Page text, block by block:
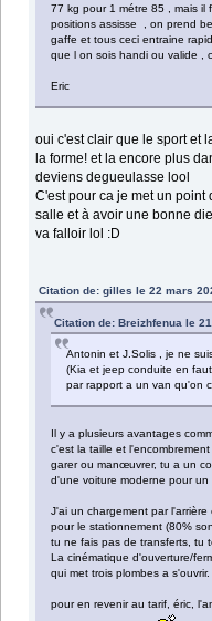
77 kg pour 1 métre 85 , mais il
positions assisse , on prend
gaffe et tous ceci entraine
que l on sois handi ou valide ,
Eric
oui c'est clair que le sport et
la forme! et la encore plus
deviens degueulasse lool
C'est pour ca je met un point
salle et à avoir une bonne
va falloir lol :D
Citation de: gilles le 22 mars
Citation de: Breizhfenua le
Antonin et J.Solis , je ne
(Kia et jeep conduite en
par rapport a un van qu'on
Il y a plusieurs avantages
c'est la taille et
garer ou manœuvrer, tu a un
d'une voiture moderne pour un
J'ai un chargement par
pour le stationnement (80%
tu ne fais pas de transferts, tu
La cinématique d'ouverture/
qui met trois plombes a s'ouvrir.
pour en revenir au tarif, éric,